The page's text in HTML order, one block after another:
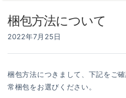
梱包方法について
2022年7月25日
梱包方法につきまして、下記をご
常梱包をお選びください。